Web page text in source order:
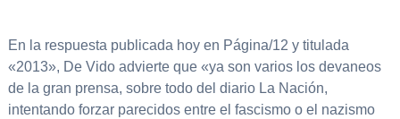
En la respuesta publicada hoy en Página/12 y titulada
«2013», De Vido advierte que «ya son varios los devaneos
de la gran prensa, sobre todo del diario La Nación,
intentando forzar parecidos entre el fascismo o el nazismo